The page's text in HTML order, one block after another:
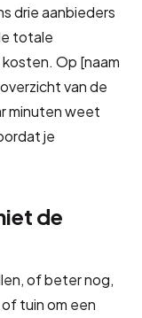
drie aanbieders
totale
Op [naam
van de
minuten weet
je
de
of beter nog,
tuin om een